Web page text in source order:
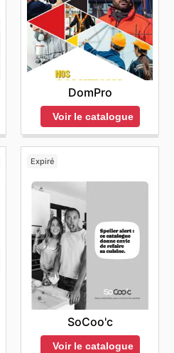
DomPro
Voir le catalogue
Expiré
SoCoo'c
Voir le catalogue